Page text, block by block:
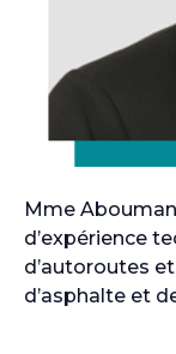
Mme
d’expérience
d’autoroutes
d’asphalte et